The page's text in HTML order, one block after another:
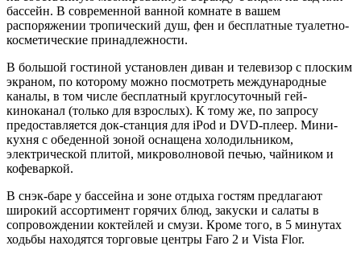
бассейн. В современной ванной комнате в вашем
распоряжении тропический душ, фен и бесплатные туалетно-
косметические принадлежности.
В большой гостиной установлен диван и телевизор с плоским
экраном, по которому можно посмотреть международные
каналы, в том числе бесплатный круглосуточный гей-
киноканал (только для взрослых). К тому же, по запросу
предоставляется док-станция для iPod и DVD-плеер. Мини-
кухня с обеденной зоной оснащена холодильником,
электрической плитой, микроволновой печью, чайником и
кофеваркой.
В снэк-баре у бассейна и зоне отдыха гостям предлагают
широкий ассортимент горячих блюд, закуски и салаты в
сопровождении коктейлей и смузи. Кроме того, в 5 минутах
ходьбы находятся торговые центры Faro 2 и Vista Flor.